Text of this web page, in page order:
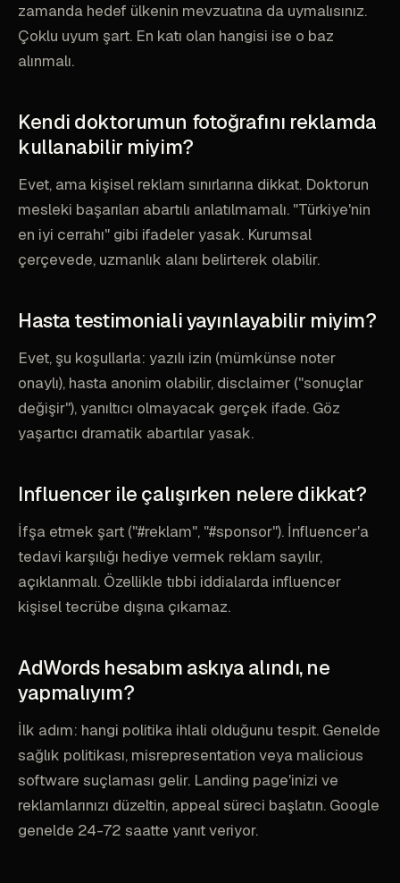
zamanda hedef ülkenin mevzuatına da uymalısınız.
Çoklu uyum şart. En katı olan hangisi ise o baz
alınmalı.
Kendi doktorumun fotoğrafını reklamda
kullanabilir miyim?
Evet, ama kişisel reklam sınırlarına dikkat. Doktorun
mesleki başarıları abartılı anlatılmamalı. "Türkiye'nin
en iyi cerrahı" gibi ifadeler yasak. Kurumsal
çerçevede, uzmanlık alanı belirterek olabilir.
Hasta testimoniali yayınlayabilir miyim?
Evet, şu koşullarla: yazılı izin (mümkünse noter
onaylı), hasta anonim olabilir, disclaimer ("sonuçlar
değişir"), yanıltıcı olmayacak gerçek ifade. Göz
yaşartıcı dramatik abartılar yasak.
Influencer ile çalışırken nelere dikkat?
İfşa etmek şart ("#reklam", "#sponsor"). İnfluencer'a
tedavi karşılığı hediye vermek reklam sayılır,
açıklanmalı. Özellikle tıbbi iddialarda influencer
kişisel tecrübe dışına çıkamaz.
AdWords hesabım askıya alındı, ne
yapmalıyım?
İlk adım: hangi politika ihlali olduğunu tespit. Genelde
sağlık politikası, misrepresentation veya malicious
software suçlaması gelir. Landing page'inizi ve
reklamlarınızı düzeltin, appeal süreci başlatın. Google
genelde 24-72 saatte yanıt veriyor.